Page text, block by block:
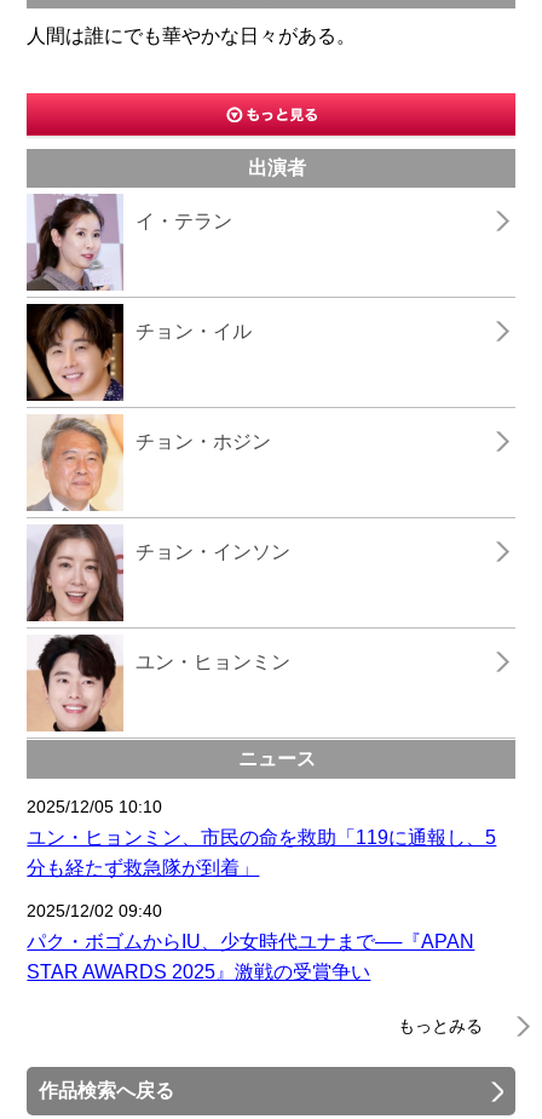
人間は誰にでも華やかな日々がある。
出演者
イ・テラン
チョン・イル
チョン・ホジン
チョン・インソン
ユン・ヒョンミン
ニュース
2025/12/05 10:10
ユン・ヒョンミン、市民の命を救助「119に通報し、5
分も経たず救急隊が到着」
2025/12/02 09:40
パク・ボゴムからIU、少女時代ユナまで──『APAN
STAR AWARDS 2025』激戦の受賞争い
もっとみる
作品検索へ戻る